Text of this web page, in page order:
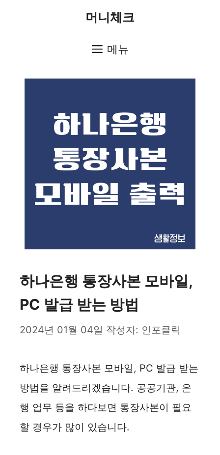
머니체크
메뉴
하나은행 통장사본 모바일,
PC 발급 받는 방법
2024년 01월 04일 작성자: 인포클릭
하나은행 통장사본 모바일, PC 발급 받는
방법을 알려드리겠습니다. 공공기관, 은
행 업무 등을 하다보면 통장사본이 필요
할 경우가 많이 있습니다.